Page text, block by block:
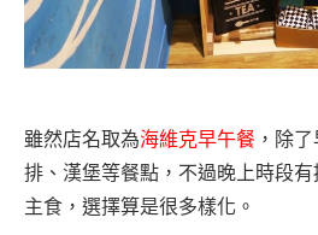
雖然店名取為海維克早午餐 ，除
排、漢堡等餐點，不過晚上時段
主食，選擇算是很多樣化。